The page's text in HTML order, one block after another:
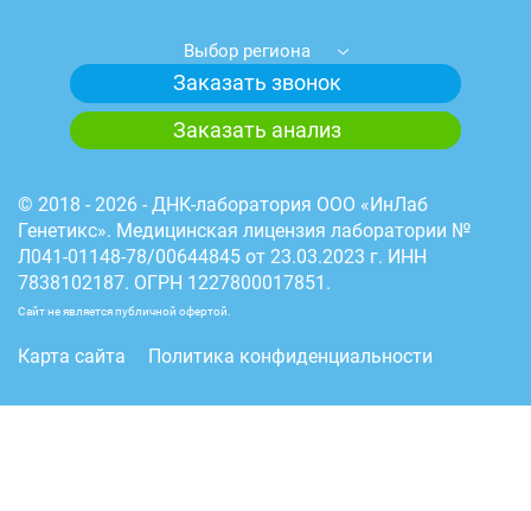
Выбор региона
Заказать звонок
Заказать анализ
© 2018 - 2026 - ДНК-лаборатория ООО «ИнЛаб
Генетикс». Медицинская лицензия лаборатории №
Л041-01148-78/00644845 от 23.03.2023 г. ИНН
7838102187. ОГРН 1227800017851.
Сайт не является публичной офертой.
Карта сайта Политика конфиденциальности